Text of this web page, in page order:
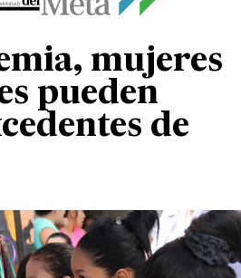
mujeres
pueden
de